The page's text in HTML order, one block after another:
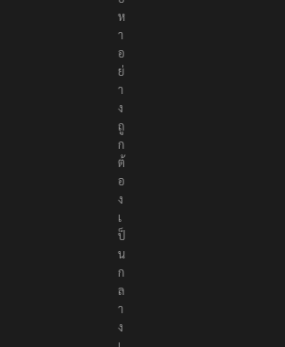
ห
า
อ
ย่
า
ง
ถู
ก
ต้
อ
ง
เ
ป็
น
ก
ล
า
ง